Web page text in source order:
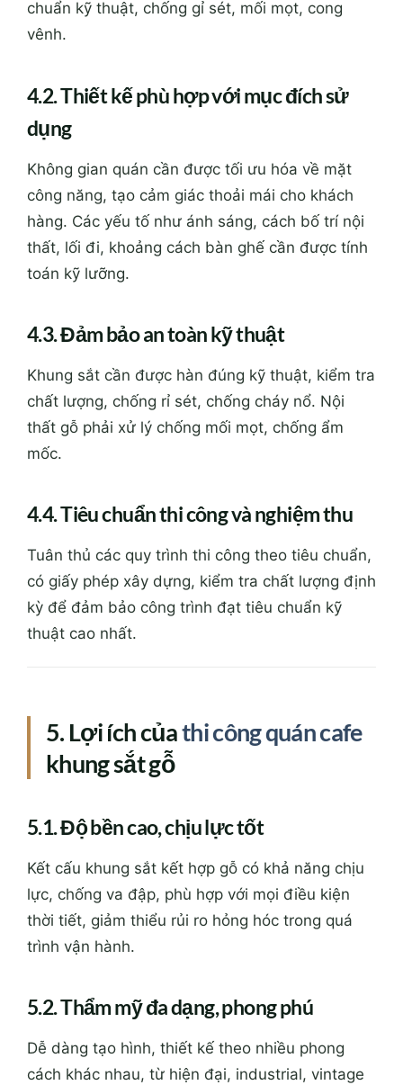
chuẩn kỹ thuật, chống gỉ sét, mối mọt, cong
vênh.
4.2. Thiết kế phù hợp với mục đích sử
dụng
Không gian quán cần được tối ưu hóa về mặt
công năng, tạo cảm giác thoải mái cho khách
hàng. Các yếu tố như ánh sáng, cách bố trí nội
thất, lối đi, khoảng cách bàn ghế cần được tính
toán kỹ lưỡng.
4.3. Đảm bảo an toàn kỹ thuật
Khung sắt cần được hàn đúng kỹ thuật, kiểm tra
chất lượng, chống rỉ sét, chống cháy nổ. Nội
thất gỗ phải xử lý chống mối mọt, chống ẩm
mốc.
4.4. Tiêu chuẩn thi công và nghiệm thu
Tuân thủ các quy trình thi công theo tiêu chuẩn,
có giấy phép xây dựng, kiểm tra chất lượng định
kỳ để đảm bảo công trình đạt tiêu chuẩn kỹ
thuật cao nhất.
5. Lợi ích củathi công quán cafe
khung sắt gỗ
5.1. Độ bền cao, chịu lực tốt
Kết cấu khung sắt kết hợp gỗ có khả năng chịu
lực, chống va đập, phù hợp với mọi điều kiện
thời tiết, giảm thiểu rủi ro hỏng hóc trong quá
trình vận hành.
5.2. Thẩm mỹ đa dạng, phong phú
Dễ dàng tạo hình, thiết kế theo nhiều phong
cách khác nhau, từ hiện đại, industrial, vintage